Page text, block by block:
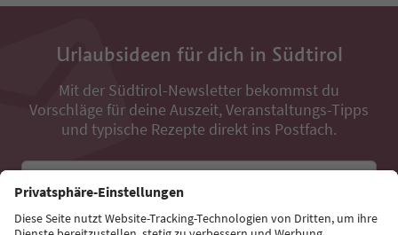
Urlaubsideen für dich in Südtirol
Mit der Südtirol-Newsletter bekommst du
Vorschläge für deine Auszeit, Veranstaltungs-Tipps
und typische Rezepte direkt ins Postfach.